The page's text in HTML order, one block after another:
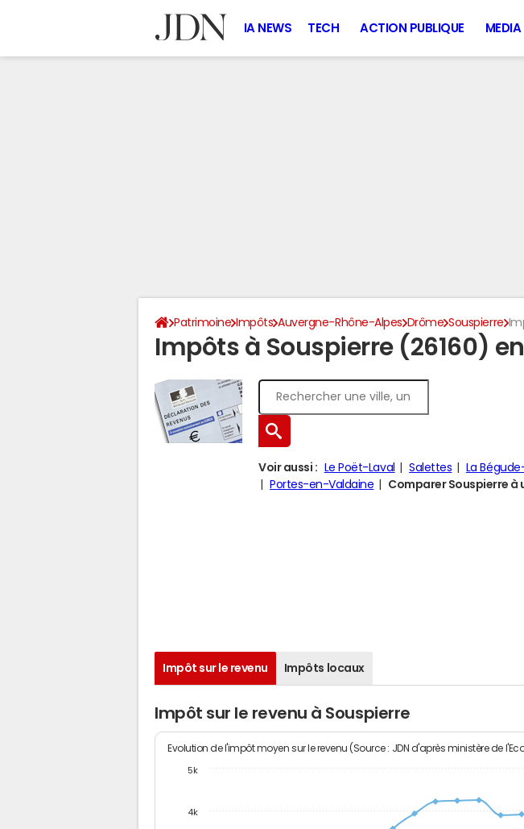
IA NEWS TECH ACTION PUBLIQUE MEDIA
Patrimoine Impôts Auvergne-Rhône-Alpes Drôme Souspierre
Impôts à Souspierre (26160)
Voir aussi : Le Poët-Laval Salettes La
Portes-en-Valdaine
Comparer Souspierre à
Impôt sur le revenu Impôts locaux
Impôt sur le revenu à Souspierre
Evolution de l'impôt moyen sur le revenu (Source : JDN d'après ministère de
4k
5k